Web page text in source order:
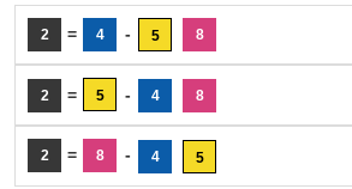
2 = 4 - 5 8
2 = 5 - 4 8
2 = 8 - 4 5